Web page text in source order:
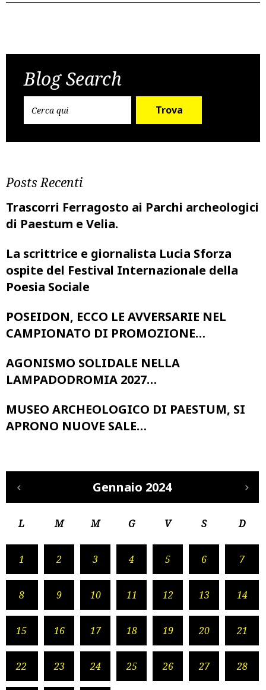
navigation
Blog Search
Trova
Posts Recenti
Trascorri Ferragosto ai Parchi archeologici
di Paestum e Velia.
La scrittrice e giornalista Lucia Sforza
ospite del Festival Internazionale della
Poesia Sociale
POSEIDON, ECCO LE AVVERSARIE NEL
CAMPIONATO DI PROMOZIONE…
AGONISMO SOLIDALE NELLA
LAMPADODROMIA 2027…
MUSEO ARCHEOLOGICO DI PAESTUM, SI
APRONO NUOVE SALE…
Gennaio 2024
L M M G V S D
1 2 3 4 5 6 7
8 9 10 11 12 13 14
15 16 17 18 19 20 21
22 23 24 25 26 27 28